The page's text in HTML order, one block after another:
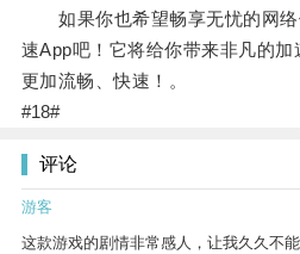
如果你也希望畅享无忧的网络
速App吧！它将给你带来非凡的
更加流畅、快速！。
#18#
评论
游客
这款游戏的剧情非常感人，让我久久不能